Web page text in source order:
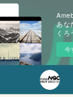
あな
くろ
今